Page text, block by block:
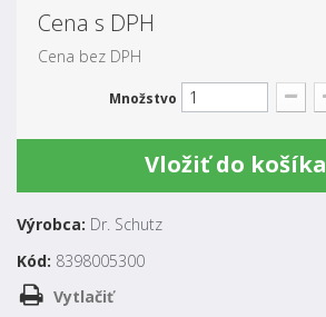
Cena s DPH
Cena bez DPH
Množstvo
Vložiť do košíka
Výrobca: Dr. Schutz
Kód: 8398005300
Vytlačiť